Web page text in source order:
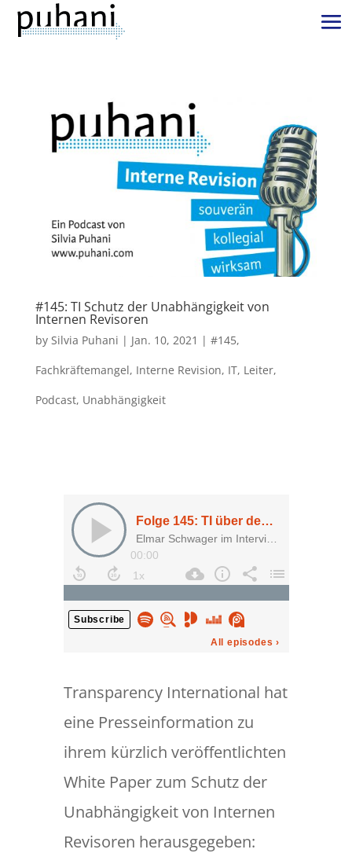
#145: TI Schutz der Unabhängigkeit von
Internen Revisoren
by Silvia Puhani | Jan. 10, 2021 | #145,
Fachkräftemangel, Interne Revision, IT, Leiter,
Podcast, Unabhängigkeit
Transparency International hat
eine Presseinformation zu
ihrem kürzlich veröffentlichten
White Paper zum Schutz der
Unabhängigkeit von Internen
Revisoren herausgegeben: